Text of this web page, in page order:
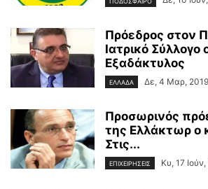
Πρόεδρος στον
Ιατρικό Σύλλογο
Εξαδάκτυλος
ΕΛΛΑΔΑ Δε, 4 Μαρ, 2019
Προσωρινός
της Ελλάκτωρ ο
Στις...
ΕΠΙΧΕΙΡΗΣΕΙΣ Κυ, 17